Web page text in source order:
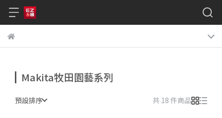
Makita牧田園藝系列
預設排序 共 18 件商品